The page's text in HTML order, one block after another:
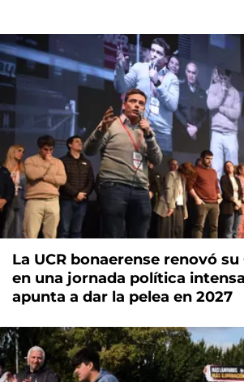
La UCR bonaerense renovó
en una jornada política
apunta a dar la pelea en 2027